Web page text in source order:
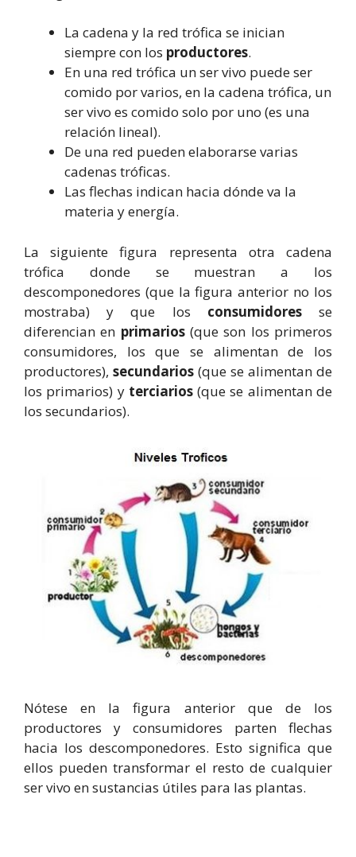
La cadena y la red trófica se inician
siempre con los productores.
En una red trófica un ser vivo puede ser
comido por varios, en la cadena trófica, un
ser vivo es comido solo por uno (es una
relación lineal).
De una red pueden elaborarse varias
cadenas tróficas.
Las flechas indican hacia dónde va la
materia y energía.
La siguiente figura representa otra cadena
trófica donde se muestran a los
descomponedores (que la figura anterior no los
mostraba) y que los consumidoresse
diferencian en primarios(que son los primeros
consumidores, los que se alimentan de los
productores), secundarios (que se alimentan de
los primarios) y terciarios(que se alimentan de
los secundarios).
Nótese en la figura anterior que de los
productores y consumidores parten flechas
hacia los descomponedores. Esto significa que
ellos pueden transformar el resto de cualquier
ser vivo en sustancias útiles para las plantas.